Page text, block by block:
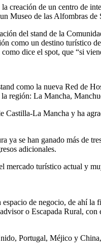
creación de un centro de
Museo de las Alfombras de
del stand de la
como un destino turístico
dice el spot, que “si
como la nueva Red de
región: La Mancha,
Castilla-La Mancha y ha
se han ganado más de
adicionales.
turístico actual y
de negocio, de ahí la
o Escapada Rural,
Portugal, Méjico y